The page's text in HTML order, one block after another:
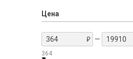
Цена
—
364